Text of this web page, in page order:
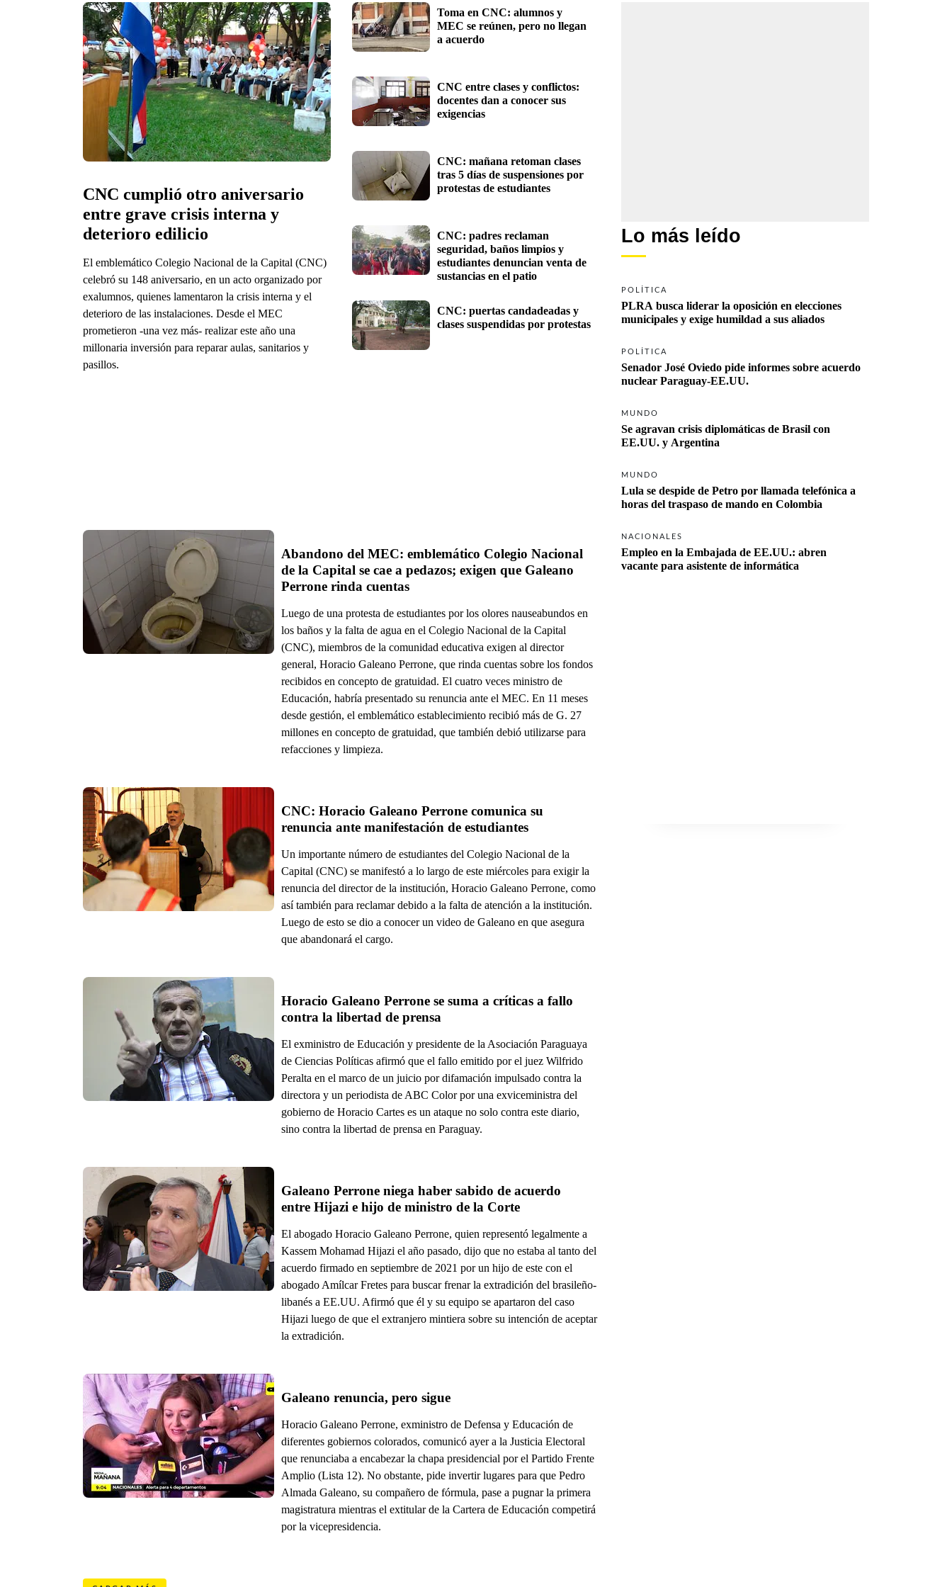
CNC cumplió otro aniversario
entre grave crisis interna y
deterioro edilicio
El emblemático Colegio Nacional de la Capital (CNC)
celebró su 148 aniversario, en un acto organizado por
exalumnos, quienes lamentaron la crisis interna y el
deterioro de las instalaciones. Desde el MEC
prometieron -una vez más- realizar este año una
millonaria inversión para reparar aulas, sanitarios y
pasillos.
Toma en CNC: alumnos y
MEC se reúnen, pero no llegan
a acuerdo
CNC entre clases y conflictos:
docentes dan a conocer sus
CNC: mañana retoman clases
tras 5 días de suspensiones por
protestas de estudiantes
CNC: padres reclaman
seguridad, baños limpios y
estudiantes denuncian venta de
sustancias en el patio
CNC: puertas candadeadas y
clases suspendidas por protestas
Abandono del MEC: emblemático Colegio Nacional
de la Capital se cae a pedazos; exigen que Galeano
Luego de una protesta de estudiantes por los olores nauseabundos en
los baños y la falta de agua en el Colegio Nacional de la Capital
(CNC), miembros de la comunidad educativa exigen al director
general, Horacio Galeano Perrone, que rinda cuentas sobre los fondos
recibidos en concepto de gratuidad. El cuatro veces ministro de
Educación, habría presentado su renuncia ante el MEC. En 11 meses
desde gestión, el emblemático establecimiento recibió más de G. 27
millones en concepto de gratuidad, que también debió utilizarse para
refacciones y limpieza.
CNC: Horacio Galeano Perrone comunica su
Un importante número de estudiantes del Colegio Nacional de la
Capital (CNC) se manifestó a lo largo de este miércoles para exigir la
renuncia del director de la institución, Horacio Galeano Perrone, como
así también para reclamar debido a la falta de atención a la institución.
Luego de esto se dio a conocer un video de Galeano en que asegura
que abandonará el cargo.
Horacio Galeano Perrone se suma a críticas a fallo
contra la libertad de prensa
El exministro de Educación y presidente de la Asociación Paraguaya
de Ciencias Políticas afirmó que el fallo emitido por el juez Wilfrido
Peralta en el marco de un juicio por difamación impulsado contra la
directora y un periodista de ABC Color por una exviceministra del
gobierno de Horacio Cartes es un ataque no solo contra este diario,
sino contra la libertad de prensa en Paraguay.
Galeano Perrone niega haber sabido de acuerdo
entre Hijazi e hijo de ministro de la Corte
El abogado Horacio Galeano Perrone, quien representó legalmente a
Kassem Mohamad Hijazi el año pasado, dijo que no estaba al tanto del
acuerdo firmado en septiembre de 2021 por un hijo de este con el
abogado Amílcar Fretes para buscar frenar la extradición del brasileño-
libanés a EE.UU. Afirmó que él y su equipo se apartaron del caso
Hijazi luego de que el extranjero mintiera sobre su intención de aceptar
la extradición.
Galeano renuncia, pero sigue
Horacio Galeano Perrone, exministro de Defensa y Educación de
diferentes gobiernos colorados, comunicó ayer a la Justicia Electoral
que renunciaba a encabezar la chapa presidencial por el Partido Frente
Amplio (Lista 12). No obstante, pide invertir lugares para que Pedro
Almada Galeano, su compañero de fórmula, pase a pugnar la primera
magistratura mientras el extitular de la Cartera de Educación competirá
por la vicepresidencia.
Lo más leído
POLÍTICA
PLRA busca liderar la oposición en elecciones
municipales y exige humildad a sus aliados
POLÍTICA
Senador José Oviedo pide informes sobre acuerdo
nuclear Paraguay-EE.UU.
MUNDO
Se agravan crisis diplomáticas de Brasil con
EE.UU. y Argentina
MUNDO
Lula se despide de Petro por llamada telefónica a
horas del traspaso de mando en Colombia
NACIONALES
Empleo en la Embajada de EE.UU.: abren
vacante para asistente de informática